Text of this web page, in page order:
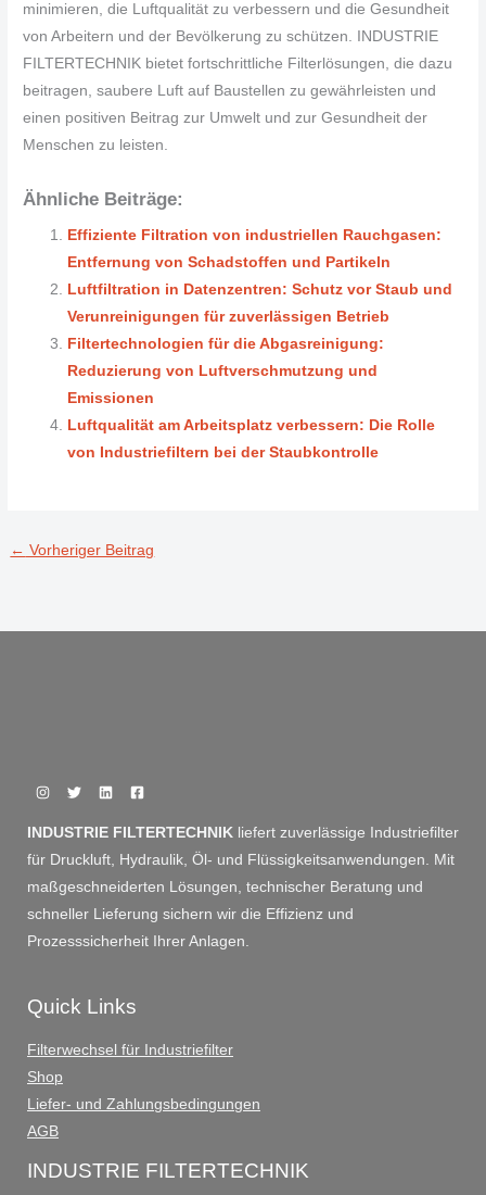
minimieren, die Luftqualität zu verbessern und die Gesundheit
von Arbeitern und der Bevölkerung zu schützen. INDUSTRIE
FILTERTECHNIK bietet fortschrittliche Filterlösungen, die dazu
beitragen, saubere Luft auf Baustellen zu gewährleisten und
einen positiven Beitrag zur Umwelt und zur Gesundheit der
Menschen zu leisten.
Ähnliche Beiträge:
Effiziente Filtration von industriellen Rauchgasen:
Entfernung von Schadstoffen und Partikeln
Luftfiltration in Datenzentren: Schutz vor Staub und
Verunreinigungen für zuverlässigen Betrieb
Filtertechnologien für die Abgasreinigung:
Reduzierung von Luftverschmutzung und
Emissionen
Luftqualität am Arbeitsplatz verbessern: Die Rolle
von Industriefiltern bei der Staubkontrolle
← Vorheriger Beitrag
INDUSTRIE FILTERTECHNIK liefert zuverlässige Industriefilter
für Druckluft, Hydraulik, Öl- und Flüssigkeitsanwendungen. Mit
maßgeschneiderten Lösungen, technischer Beratung und
schneller Lieferung sichern wir die Effizienz und
Prozesssicherheit Ihrer Anlagen.
Quick Links
Filterwechsel für Industriefilter
Shop
Liefer- und Zahlungsbedingungen
AGB
INDUSTRIE FILTERTECHNIK